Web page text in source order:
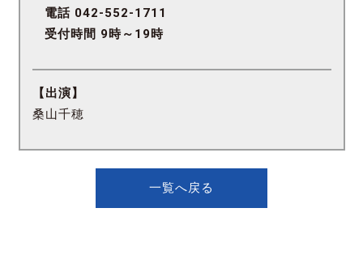
電話 042-552-1711
受付時間 9時～19時
【出演】
桑山千穂
一覧へ戻る